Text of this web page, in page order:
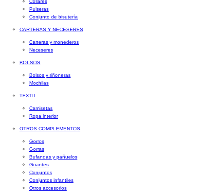
Collares
Pulseras
Conjunto de bisutería
CARTERAS Y NECESERES
Carteras y monederos
Neceseres
BOLSOS
Bolsos y riñoneras
Mochilas
TEXTIL
Camisetas
Ropa interior
OTROS COMPLEMENTOS
Gorros
Gorras
Bufandas y pañuelos
Guantes
Conjuntos
Conjuntos infantiles
Otros accesorios